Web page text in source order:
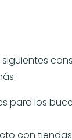
para los
con